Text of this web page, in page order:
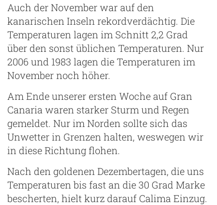
Auch der November war auf den
kanarischen Inseln rekordverdächtig. Die
Temperaturen lagen im Schnitt 2,2 Grad
über den sonst üblichen Temperaturen. Nur
2006 und 1983 lagen die Temperaturen im
November noch höher.
Am Ende unserer ersten Woche auf Gran
Canaria waren starker Sturm und Regen
gemeldet. Nur im Norden sollte sich das
Unwetter in Grenzen halten, weswegen wir
in diese Richtung flohen.
Nach den goldenen Dezembertagen, die uns
Temperaturen bis fast an die 30 Grad Marke
bescherten, hielt kurz darauf Calima Einzug.